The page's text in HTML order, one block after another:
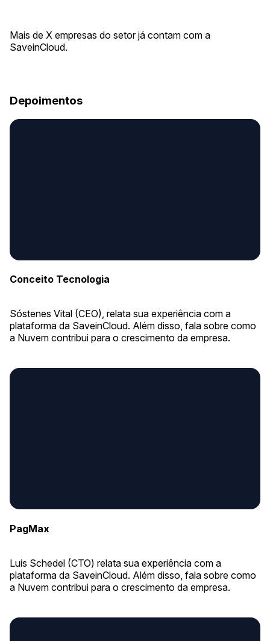
Mais de X empresas do setor já contam com a
SaveinCloud.
Depoimentos
Conceito Tecnologia
Sóstenes Vital (CEO), relata sua experiência com a
plataforma da SaveinCloud. Além disso, fala sobre como
a Nuvem contribui para o crescimento da empresa.
PagMax
Luis Schedel (CTO) relata sua experiência com a
plataforma da SaveinCloud. Além disso, fala sobre como
a Nuvem contribui para o crescimento da empresa.